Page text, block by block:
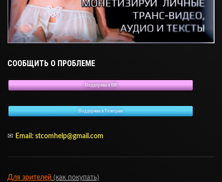
СООБЩИТЬ О ПРОБЛЕМЕ
Поддержка в ВК
Поддержка в Телеграм
✉ Email: stcomhelp@gmail.com
Для зрителей (как покупать)